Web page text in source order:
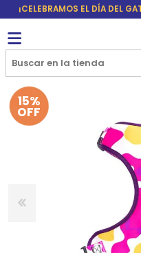
¡CELEBRAMOS EL DÍA DEL
15%
OFF